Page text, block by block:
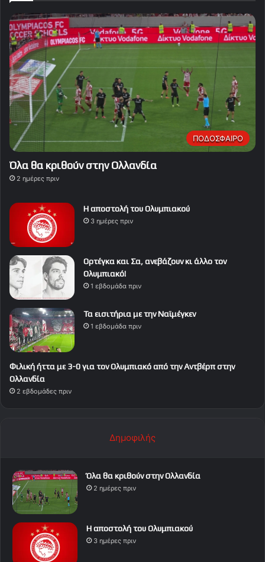
ΠΟΔΟΣΦΑΙΡΟ
Όλα θα κριθούν στην Ολλανδία
2 ημέρες πριν
Η αποστολή του Ολυμπιακού
3 ημέρες πριν
Ορτέγκα και Σα, ανεβάζουν κι άλλο τον
Ολυμπιακό!
1 εβδομάδα πριν
Τα εισιτήρια με την Ναϊμέγκεν
1 εβδομάδα πριν
Φιλική ήττα με 3-0 για τον Ολυμπιακό από την Αντβέρπ στην
Ολλανδία
2 εβδομάδες πριν
Δημοφιλής
Όλα θα κριθούν στην Ολλανδία
2 ημέρες πριν
Η αποστολή του Ολυμπιακού
3 ημέρες πριν